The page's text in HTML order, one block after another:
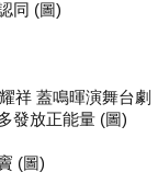
同 (圖)
祥 蓋鳴暉演舞台劇
發放正能量 (圖)
(圖)